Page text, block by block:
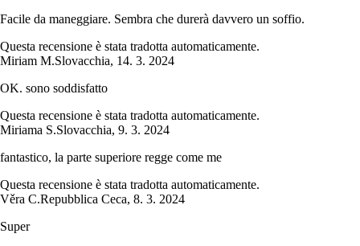
Facile da maneggiare. Sembra che durerà davvero un soffio.
Questa recensione è stata tradotta automaticamente.
Miriam M.Slovacchia, 14. 3. 2024
OK. sono soddisfatto
Questa recensione è stata tradotta automaticamente.
Miriama S.Slovacchia, 9. 3. 2024
fantastico, la parte superiore regge come me
Questa recensione è stata tradotta automaticamente.
Věra C.Repubblica Ceca, 8. 3. 2024
Super